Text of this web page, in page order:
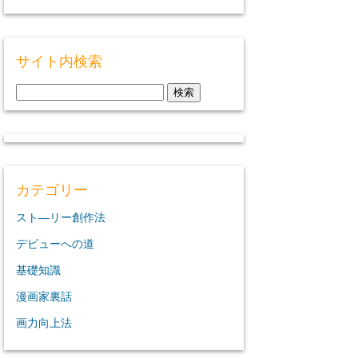
サイト内検索
索:
カテゴリー
スト―リー創作法
デビューへの道
基礎知識
漫画家裏話
画力向上法